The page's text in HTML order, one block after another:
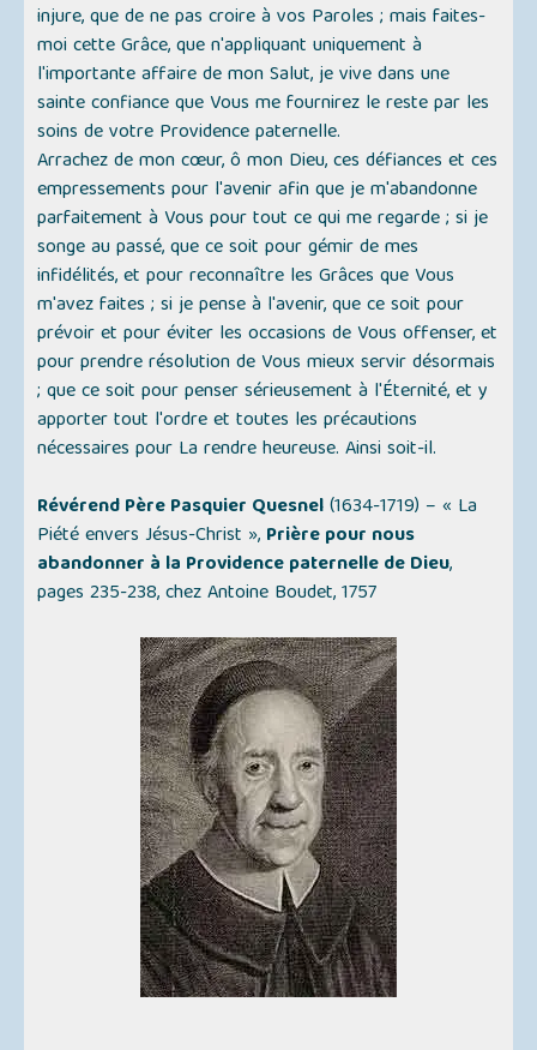
injure, que de ne pas croire à vos Paroles ; mais faites-
moi cette Grâce, que n'appliquant uniquement à
l'importante affaire de mon Salut, je vive dans une
sainte confiance que Vous me fournirez le reste par les
soins de votre Providence paternelle.
Arrachez de mon cœur, ô mon Dieu, ces défiances et ces
empressements pour l'avenir afin que je m'abandonne
parfaitement à Vous pour tout ce qui me regarde ; si je
songe au passé, que ce soit pour gémir de mes
infidélités, et pour reconnaître les Grâces que Vous
m'avez faites ; si je pense à l'avenir, que ce soit pour
prévoir et pour éviter les occasions de Vous offenser, et
pour prendre résolution de Vous mieux servir désormais
; que ce soit pour penser sérieusement à l'Éternité, et y
apporter tout l'ordre et toutes les précautions
nécessaires pour La rendre heureuse. Ainsi soit-il.
Révérend Père Pasquier Quesnel(1634-1719) –« La
Piété envers Jésus-Christ », Prière pour nous
abandonner à la Providence paternelle de Dieu,
pages 235-238, chez Antoine Boudet, 1757